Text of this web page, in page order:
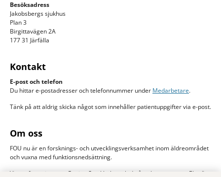
Besöksadress
Jakobsbergs sjukhus
Plan 3
Birgittavägen 2A
177 31 Järfälla
Kontakt
E-post och telefon
Du hittar e-postadresser och telefonnummer under Medarbetare.
Tänk på att aldrig skicka något som innehåller patientuppgifter via e-post.
Om oss
FOU nu är en forsknings- och utvecklingsverksamhet inom äldreområdet
och vuxna med funktionsnedsättning.
Vi samfinansieras av Region Stockholm och de åtta kommunerna Ekerö,